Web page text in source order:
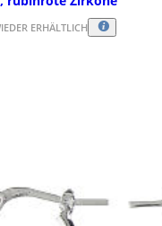
ERHÄLTLICH